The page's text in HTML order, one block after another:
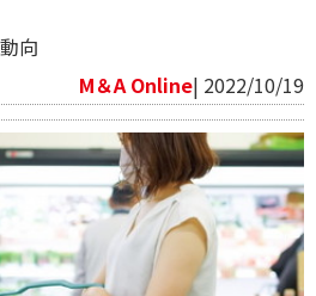
向
M＆A Online| 2022/10/19